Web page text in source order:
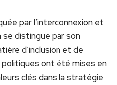
par l’interconnexion et
se distingue par son
d’inclusion et de
ont été mises en
clés dans la stratégie